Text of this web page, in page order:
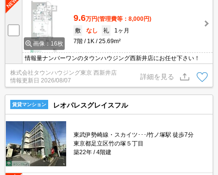
画像：16枚
9.6万円(管理費等：8,000円)
敷
なし 礼
1ヶ月
7階
1K 25.69m²
情報量ナンバーワンのタウンハウジング西新井店にお任せ下さい！
株式会社タウンハウジング東京 西新井店
情報更新日 2026/08/07
詳細を見る
賃貸マンション レオパレスグレイスフル
東武伊勢崎線・スカイツ･･･/竹ノ塚駅 徒歩7分
東京都足立区竹の塚５丁目
築22年
4階建